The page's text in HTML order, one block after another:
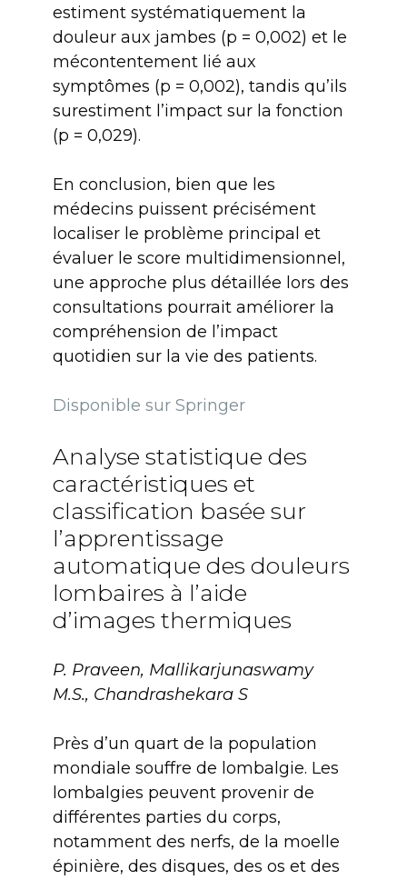
estiment systématiquement la
douleur aux jambes (p = 0,002) et le
mécontentement lié aux
symptômes (p = 0,002), tandis qu’ils
surestiment l’impact sur la fonction
(p = 0,029).
En conclusion, bien que les
médecins puissent précisément
localiser le problème principal et
évaluer le score multidimensionnel,
une approche plus détaillée lors des
consultations pourrait améliorer la
compréhension de l’impact
quotidien sur la vie des patients.
Disponible sur Springer
Analyse statistique des
caractéristiques et
classification basée sur
l’apprentissage
automatique des douleurs
lombaires à l’aide
d’images thermiques
P. Praveen, Mallikarjunaswamy
M.S., Chandrashekara S
Près d’un quart de la population
mondiale souffre de lombalgie. Les
lombalgies peuvent provenir de
différentes parties du corps,
notamment des nerfs, de la moelle
épinière, des disques, des os et des